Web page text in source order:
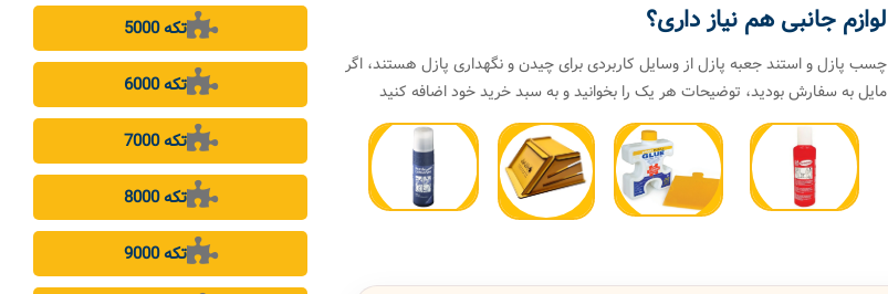
لوازم جانبی هم نیاز داری؟
چسب پازل و استند جعبه پازل از وسایل کاربردی برای چیدن و نگهداری پازل هستند، اگر
مایل به سفارش بودید، توضیحات هر یک را بخوانید و به سبد خرید خود اضافه کنید
5000 تکه
6000 تکه
7000 تکه
8000 تکه
9000 تکه